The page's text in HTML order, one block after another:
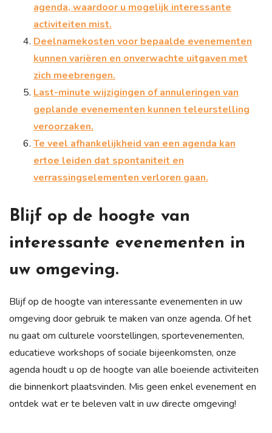
agenda, waardoor u mogelijk interessante
activiteiten mist.
Deelnamekosten voor bepaalde evenementen
kunnen variëren en onverwachte uitgaven met
zich meebrengen.
Last-minute wijzigingen of annuleringen van
geplande evenementen kunnen teleurstelling
veroorzaken.
Te veel afhankelijkheid van een agenda kan
ertoe leiden dat spontaniteit en
verrassingselementen verloren gaan.
Blijf op de hoogte van
interessante evenementen in
uw omgeving.
Blijf op de hoogte van interessante evenementen in uw
omgeving door gebruik te maken van onze agenda. Of het
nu gaat om culturele voorstellingen, sportevenementen,
educatieve workshops of sociale bijeenkomsten, onze
agenda houdt u op de hoogte van alle boeiende activiteiten
die binnenkort plaatsvinden. Mis geen enkel evenement en
ontdek wat er te beleven valt in uw directe omgeving!